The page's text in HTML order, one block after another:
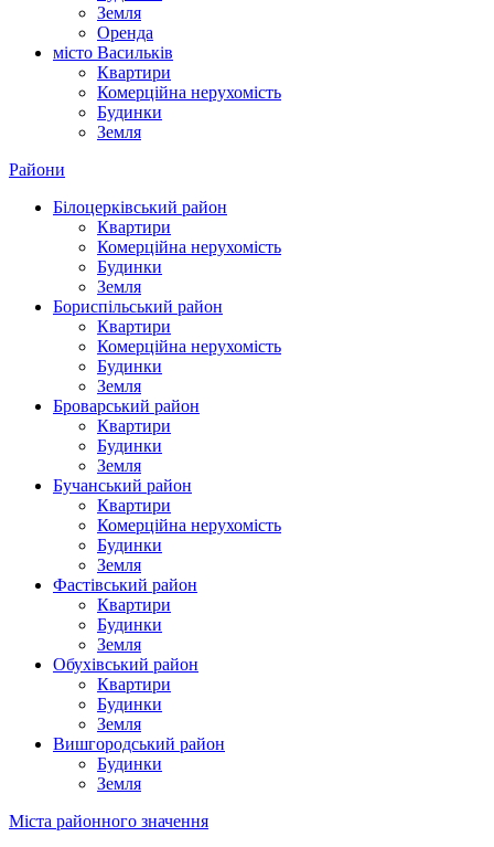
Земля
Оренда
місто Василькiв
Квартири
Комерційна нерухомість
Будинки
Земля
Райони
Білоцерківський район
Квартири
Комерційна нерухомість
Будинки
Земля
Бориспільський район
Квартири
Комерційна нерухомість
Будинки
Земля
Броварський район
Квартири
Будинки
Земля
Бучанський район
Квартири
Комерційна нерухомість
Будинки
Земля
Фастівський район
Квартири
Будинки
Земля
Обухівський район
Квартири
Будинки
Земля
Вишгородський район
Будинки
Земля
Міста районного значення